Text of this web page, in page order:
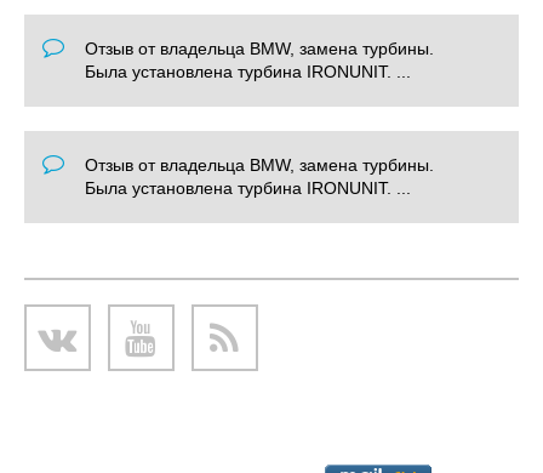
Отзыв от владельца BMW, замена турбины.
Была установлена турбина IRONUNIT. ...
Отзыв от владельца BMW, замена турбины.
Была установлена турбина IRONUNIT. ...